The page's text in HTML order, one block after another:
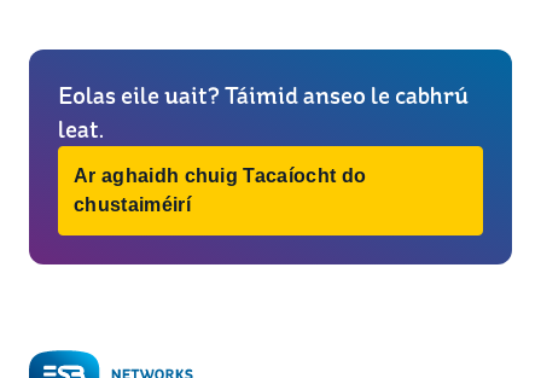
Eolas eile uait? Táimid anseo le cabhrú
leat.
Ar aghaidh chuig Tacaíocht do
chustaiméirí